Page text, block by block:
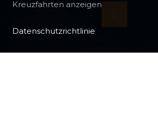
Kreuzfahrten anzeigen
Datenschutzrichtlinie